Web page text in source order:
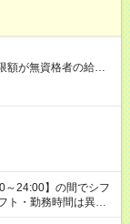
額が無資格者の給与
～24:00】の間でシフ
ト・勤務時間は異な